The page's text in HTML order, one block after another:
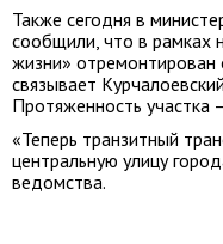
Также сегодня в
сообщили, что в рамках
жизни»
связывает
Протяженность участка
«Теперь транзитный
центральную улицу
ведомства.